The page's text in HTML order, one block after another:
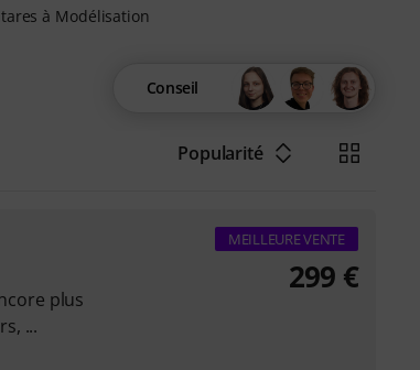
à Modélisation
Conseil
Popularité
plus
...
MEILLEURE VENTE
299 €